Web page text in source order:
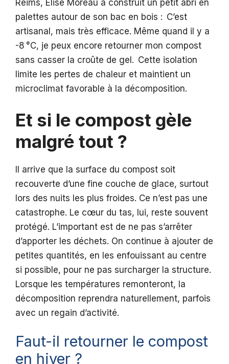
Reims, Élise Moreau a construit un petit abri en
palettes autour de son bac en bois : C’est
artisanal, mais très efficace. Même quand il y a
-8 °C, je peux encore retourner mon compost
sans casser la croûte de gel. Cette isolation
limite les pertes de chaleur et maintient un
microclimat favorable à la décomposition.
Et si le compost gèle
malgré tout ?
Il arrive que la surface du compost soit
recouverte d’une fine couche de glace, surtout
lors des nuits les plus froides. Ce n’est pas une
catastrophe. Le cœur du tas, lui, reste souvent
protégé. L’important est de ne pas s’arrêter
d’apporter les déchets. On continue à ajouter de
petites quantités, en les enfouissant au centre
si possible, pour ne pas surcharger la structure.
Lorsque les températures remonteront, la
décomposition reprendra naturellement, parfois
avec un regain d’activité.
Faut-il retourner le compost
en hiver ?